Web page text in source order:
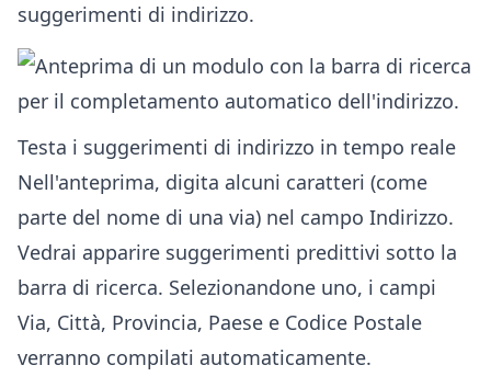
suggerimenti di indirizzo.
Testa i suggerimenti di indirizzo in tempo reale
Nell'anteprima, digita alcuni caratteri (come
parte del nome di una via) nel campo Indirizzo.
Vedrai apparire suggerimenti predittivi sotto la
barra di ricerca. Selezionandone uno, i campi
Via, Città, Provincia, Paese e Codice Postale
verranno compilati automaticamente.